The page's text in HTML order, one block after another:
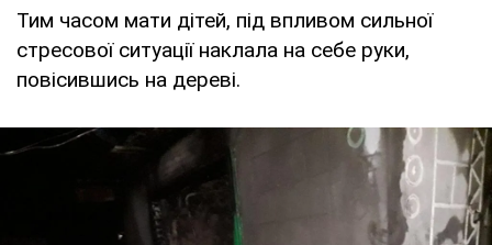
Тим часом мати дітей, під впливом сильної
стресової ситуації наклала на себе руки,
повісившись на дереві.